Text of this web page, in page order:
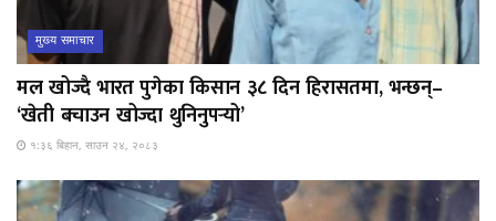
मुख्य समाचार
मल खोज्दै भारत पुगेका किसान ३८ दिन हिरासतमा, भन्छन्–
‘खेती बचाउन खोज्दा थुनिनुपर्‍यो’
१:३६ बिहान, साउन २४, २०८३